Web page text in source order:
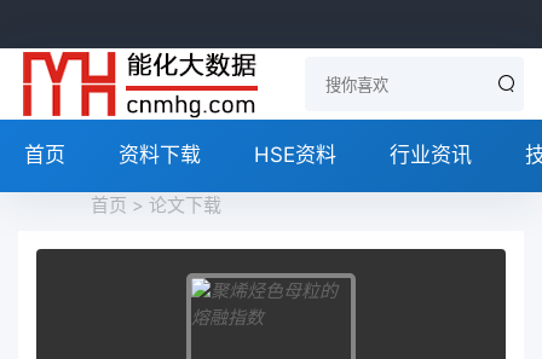
首页 资料下载 HSE资料 行业资讯
首页 > 论文下载